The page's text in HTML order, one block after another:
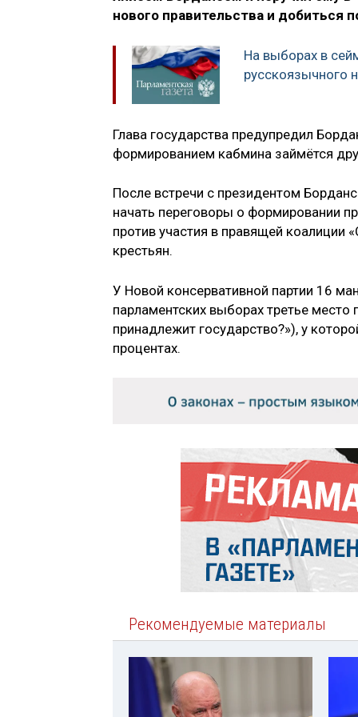
нового правительства и добиться
На выборах в
русскоязычного
Глава государства предупредил
формированием кабмина займётся
После встречи с президентом
начать переговоры о формировании
против участия в правящей
крестьян.
У Новой консервативной партии 16
парламентских выборах третье
принадлежит государство?»), у
процентах.
Рекомендуемые материалы